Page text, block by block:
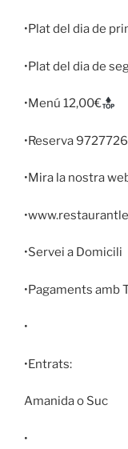
•Plat del dia de
•Plat del dia de
•Menú 12,00€
•Reserva
•Mira la nostra
•Servei a Domicili
•Pagaments amb
•
•Entrats:
Amanida o Suc
•